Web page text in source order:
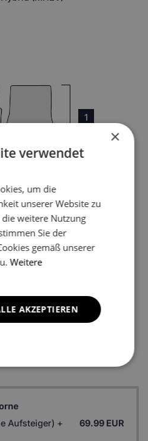
1
4
3
kann sich abhängig vom
Aufsteiger) +
69.99 EUR
×
verwendet
um die
unserer Website zu
weitere Nutzung
Sie der
gemäß unserer
Weitere
AKZEPTIEREN